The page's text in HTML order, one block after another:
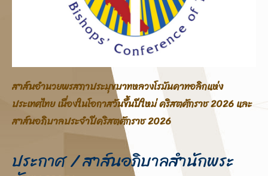
หลวงโรมันคาทอลิกแห่ง
ขึ้นปีใหม่ คริสตศักราช 2026 และ
ราช 2026
สาส์นอภิบาลสภาประมุขบาทห
ประเทศไทย โอกาสสมโภชพร
ประกาศ / สาส์นอภิบาลสำนักพระ